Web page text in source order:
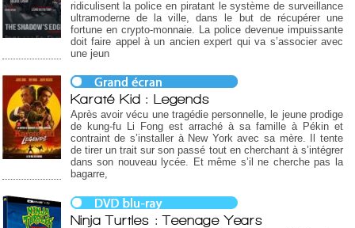
ridiculisent la police en piratant le système de surveillance
ultramoderne de la ville, dans le but de récupérer une
fortune en crypto-monnaie. La police devenue impuissante
doit faire appel à un ancien expert qui va s’associer avec
une jeun
Karaté Kid : Legends
Après avoir vécu une tragédie personnelle, le jeune prodige
de kung-fu Li Fong est arraché à sa famille à Pékin et
contraint de s’installer à New York avec sa mère. Il tente
de tirer un trait sur son passé tout en cherchant à s’intégrer
dans son nouveau lycée. Et même s’il ne cherche pas la
bagarre,
Ninja Turtles : Teenage Years